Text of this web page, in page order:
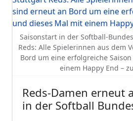
Saisonstart in der Softball-
Reds: Alle Spielerinnen aus dem
Bord um eine erfolgreiche
einem Happy End –
Reds-Damen erneut
in der Softball